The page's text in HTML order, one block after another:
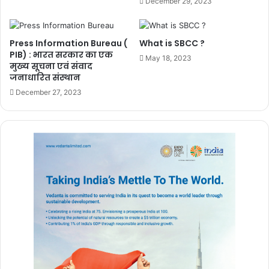
Related Articles
Press Information Bureau (
PIB) : भारत सरकार का एक
मुख्य सूचना एवं संवाद
जनाधारित संस्थान
December 27, 2023
What is SBCC ?
May 18, 2023